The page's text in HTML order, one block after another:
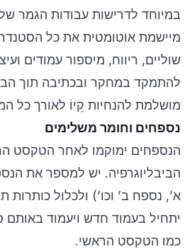
במיוחד לדרישות עבודות הגמר
מיישמת אוטומטית את כל
שוליים, ריווח, מיספור עמודים
להתמקד במחקר ובכתיבה תוך
מושלמת להנחיות קֵיוֹ לאורך כל
נספחים וחומר משלימים
הנספחים ימוקמו לאחר הטקסט
הביבליוגרפיה. יש למספר את
א’, נספח ב’ וכו’) ולכלול כותרות
יתחיל בעמוד חדש ויעמוד באותם
כמו הטקסט הראשי.